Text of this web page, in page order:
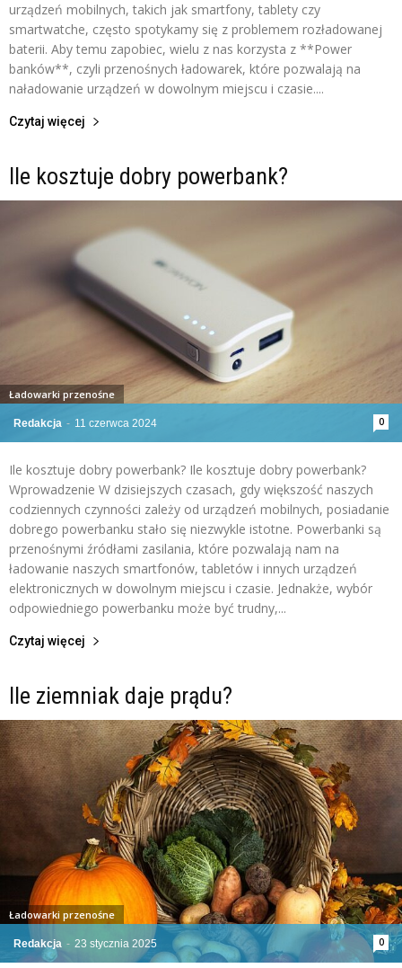
urządzeń mobilnych, takich jak smartfony, tablety czy
smartwatche, często spotykamy się z problemem rozładowanej
baterii. Aby temu zapobiec, wielu z nas korzysta z **Power
banków**, czyli przenośnych ładowarek, które pozwalają na
naładowanie urządzeń w dowolnym miejscu i czasie....
Czytaj więcej
Ile kosztuje dobry powerbank?
Redakcja - 11 czerwca 2024 0
Ładowarki przenośne
Ile kosztuje dobry powerbank? Ile kosztuje dobry powerbank?
Wprowadzenie W dzisiejszych czasach, gdy większość naszych
codziennych czynności zależy od urządzeń mobilnych, posiadanie
dobrego powerbanku stało się niezwykle istotne. Powerbanki są
przenośnymi źródłami zasilania, które pozwalają nam na
ładowanie naszych smartfonów, tabletów i innych urządzeń
elektronicznych w dowolnym miejscu i czasie. Jednakże, wybór
odpowiedniego powerbanku może być trudny,...
Czytaj więcej
Ile ziemniak daje prądu?
Redakcja - 23 stycznia 2025 0
Ładowarki przenośne